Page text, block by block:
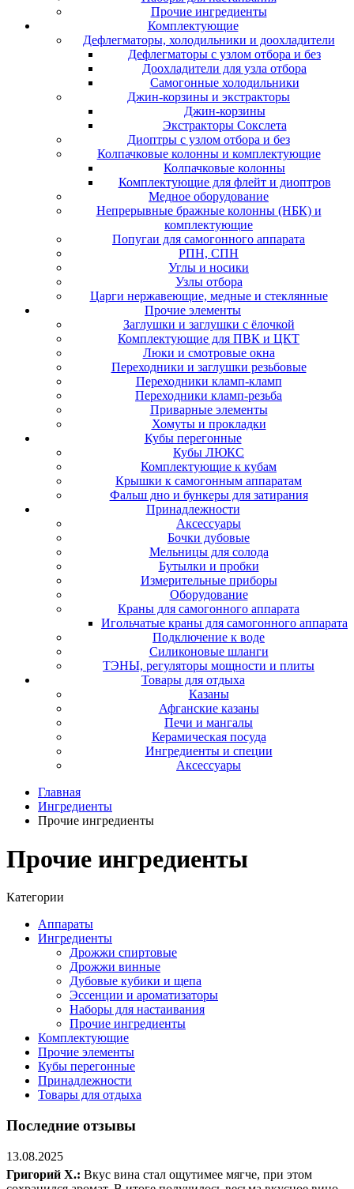
Прочие ингредиенты
Комплектующие
Дефлегматоры, холодильники и доохладители
Дефлегматоры с узлом отбора и без
Доохладители для узла отбора
Самогонные холодильники
Джин-корзины и экстракторы
Джин-корзины
Экстракторы Сокслета
Диоптры с узлом отбора и без
Колпачковые колонны и комплектующие
Колпачковые колонны
Комплектующие для флейт и диоптров
Медное оборудование
Непрерывные бражные колонны (НБК) и
комплектующие
Попугаи для самогонного аппарата
РПН, СПН
Углы и носики
Узлы отбора
Царги нержавеющие, медные и стеклянные
Прочие элементы
Заглушки и заглушки с ёлочкой
Комплектующие для ПВК и ЦКТ
Люки и смотровые окна
Переходники и заглушки резьбовые
Переходники кламп-кламп
Переходники кламп-резьба
Приварные элементы
Хомуты и прокладки
Кубы перегонные
Кубы ЛЮКС
Комплектующие к кубам
Крышки к самогонным аппаратам
Фальш дно и бункеры для затирания
Принадлежности
Аксессуары
Бочки дубовые
Мельницы для солода
Бутылки и пробки
Измерительные приборы
Оборудование
Краны для самогонного аппарата
Игольчатые краны для самогонного аппарата
Подключение к воде
Силиконовые шланги
ТЭНЫ, регуляторы мощности и плиты
Товары для отдыха
Казаны
Афганские казаны
Печи и мангалы
Керамическая посуда
Ингредиенты и специи
Аксессуары
Главная
Ингредиенты
Прочие ингредиенты
Прочие ингредиенты
Категории
Аппараты
Ингредиенты
Дрожжи спиртовые
Дрожжи винные
Дубовые кубики и щепа
Эссенции и ароматизаторы
Наборы для настаивания
Прочие ингредиенты
Комплектующие
Прочие элементы
Кубы перегонные
Принадлежности
Товары для отдыха
Последние отзывы
13.08.2025
Григорий Х.: Вкус вина стал ощутимее мягче, при этом